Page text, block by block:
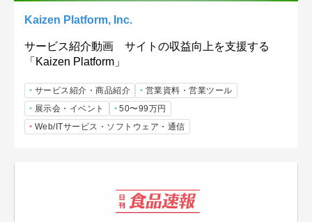
Kaizen Platform, Inc.
サービス紹介動画 サイトの収益向上を支援する
「Kaizen Platform」
サービス紹介・商品紹介
営業資料・営業ツール
展示会・イベント
50〜99万円
Web/ITサービス・ソフトウェア・通信